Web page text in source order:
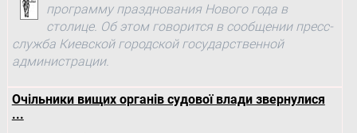
программу празднования Нового года в
столице. Об этом говорится в сообщении пресс-
служба Киевской городской государственной
администрации.
Очільники вищих органів судової влади звернулися
...